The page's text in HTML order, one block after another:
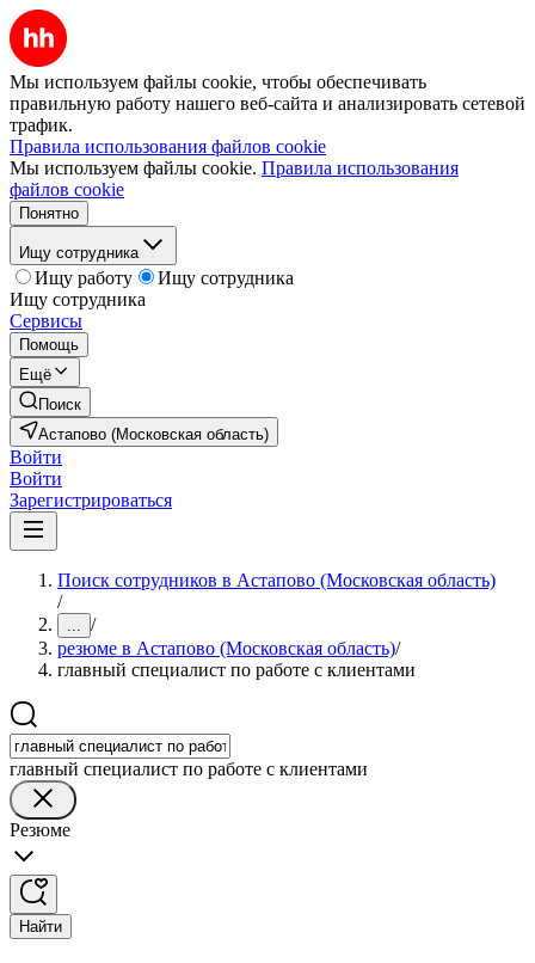
Мы используем файлы cookie, чтобы обеспечивать
правильную работу нашего веб-сайта и анализировать сетевой
трафик.
Правила использования файлов cookie
Мы используем файлы cookie. Правила использования
файлов cookie
Понятно
Ищу сотрудника
Ищу работу
Ищу сотрудника
Ищу сотрудника
Сервисы
Помощь
Ещё
Поиск
Астапово (Московская область)
Войти
Войти
Зарегистрироваться
Поиск сотрудников в Астапово (Московская область)
/
... /
резюме в Астапово (Московская область)/
главный специалист по работе с клиентами
главный специалист по работе с клиентами
Резюме
Найти